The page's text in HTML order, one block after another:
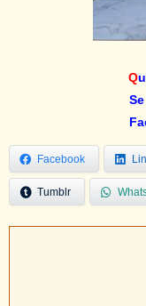
Q
Facebook
Tumblr